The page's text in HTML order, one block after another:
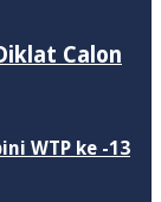
Calon